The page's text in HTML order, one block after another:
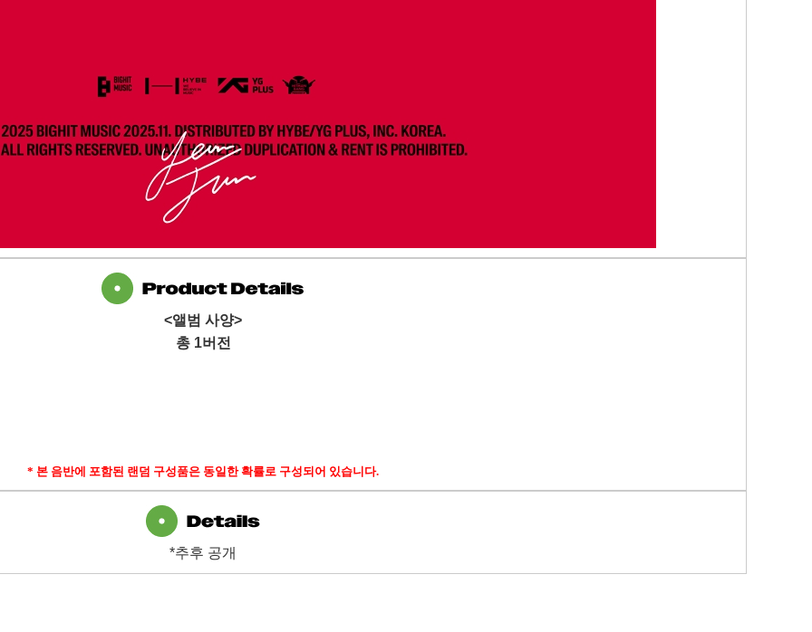
<앨범 사양>
총 1버전
* 본 음반에 포함된 랜덤 구성품은 동일한 확률로 구성되어 있습니다.
*추후 공개